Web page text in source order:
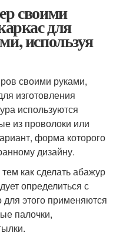
своими
для
используя
своими руками,
изготовления
используются
из проволоки или
форма которого
дизайну.
как сделать абажур
определиться с
этого применяются
палочки,